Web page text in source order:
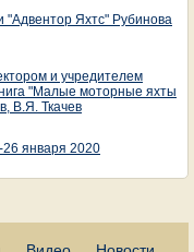
"Адвентор Яхтс" Рубинова
и учредителем
"Малые моторные яхты
В.Я. Ткачев
января 2020